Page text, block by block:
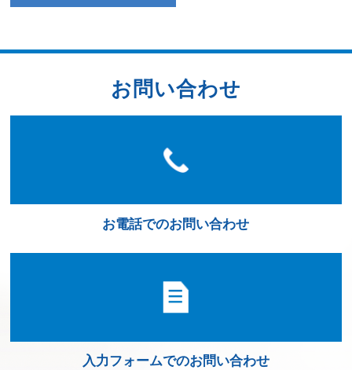
お問い合わせ
お電話でのお問い合わせ
入力フォームでのお問い合わせ